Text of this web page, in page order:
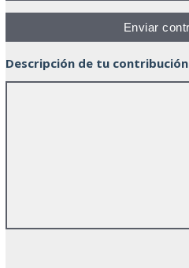
Descripción de tu contribución